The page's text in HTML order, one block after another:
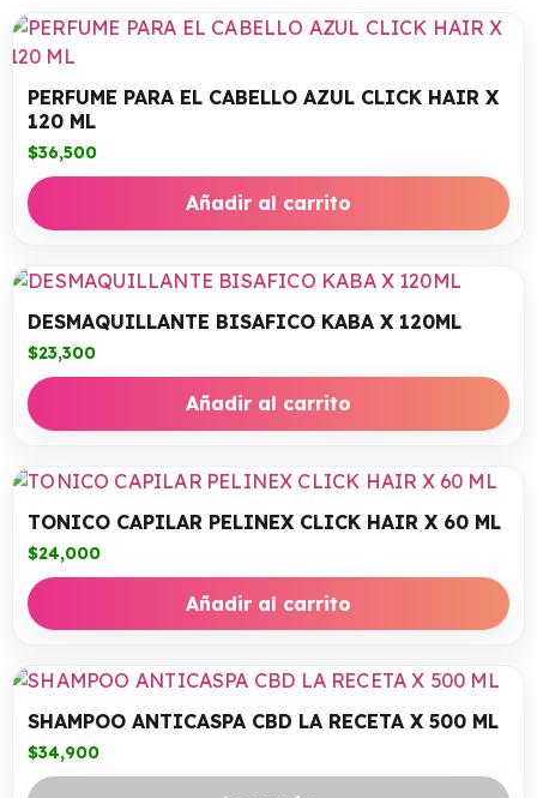
PERFUME PARA EL CABELLO AZUL CLICK HAIR X
120 ML
$36,500
Añadir al carrito
DESMAQUILLANTE BISAFICO KABA X 120ML
$23,300
Añadir al carrito
TONICO CAPILAR PELINEX CLICK HAIR X 60 ML
$24,000
Añadir al carrito
SHAMPOO ANTICASPA CBD LA RECETA X 500 ML
$34,900